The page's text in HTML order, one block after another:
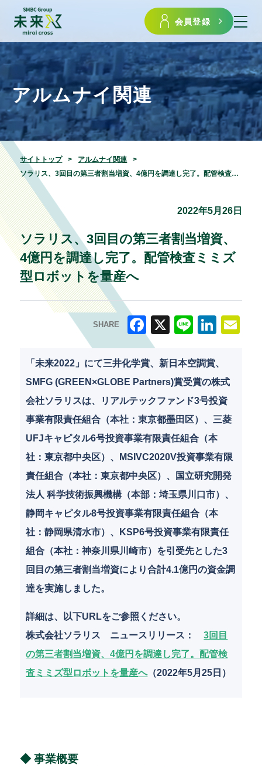
会員登録
アルムナイ関連
サイトトップ
アルムナイ関連
ソラリス、3回目の第三者割当増資、4億円を調達し完了。配管検査ミミズ型ロボットを量産へ
2022年5月26日
ソラリス、3回目の第三者割当増資、
4億円を調達し完了。配管検査ミミズ
型ロボットを量産へ
SHARE
F
a
c
e
b
o
o
k
n
e
n
k
e
dI
n
ai
「未来2022」にて三井化学賞、新日本空調賞、
SMFG (GREEN×GLOBE Partners)賞受賞の株式
会社ソラリスは、リアルテックファンド3号投資
事業有限責任組合（本社：東京都墨田区）、三菱
UFJキャピタル6号投資事業有限責任組合（本
社：東京都中央区）、MSIVC2020V投資事業有限
責任組合（本社：東京都中央区）、国立研究開発
法人 科学技術振興機構（本部：埼玉県川口市）、
静岡キャピタル8号投資事業有限責任組合（本
社：静岡県清水市）、KSP6号投資事業有限責任
組合（本社：神奈川県川崎市）を引受先とした3
回目の第三者割当増資により合計4.1億円の資金調
達を実施しました。
詳細は、以下URLをご参照ください。
株式会社ソラリス ニュースリリース：3回目
の第三者割当増資、4億円を調達し完了。配管検
査ミミズ型ロボットを量産へ（2022年5月25日）
◆ 事業概要